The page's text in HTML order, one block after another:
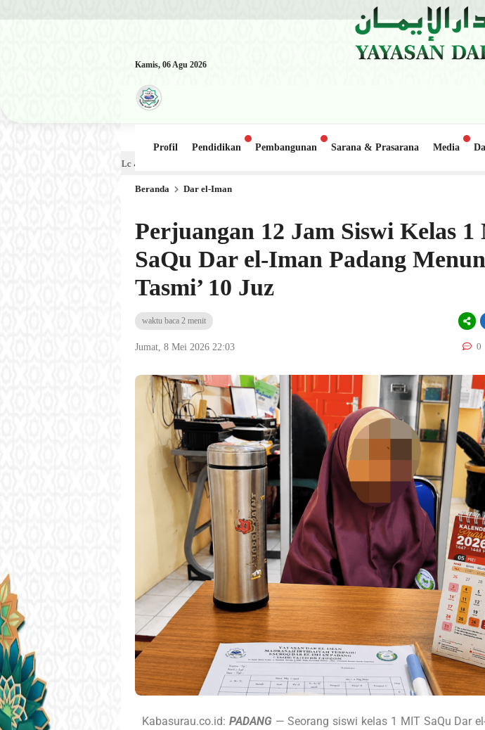
Kamis, 06 Agu 2026
Profil Pendidikan Pembangunan Sarana & Prasarana Media
Kajian Kitab: Ustadz Al Munawwir, Lc حفظه الله – Jumat, 31 Juli 2026 (Ba’da Maghrib) Masjid Al-Hakim Nanggalo Lapai
Update Donasi:
Beranda Dar el-Iman
Perjuangan 12 Jam Siswi Kelas
SaQu Dar el-Iman Padang
Tasmi’ 10 Juz
waktu baca 2 menit
Jumat, 8 Mei 2026 22:03 0
Kabasurau.co.id: PADANG— Seorang siswi kelas 1 MIT SaQu Dar